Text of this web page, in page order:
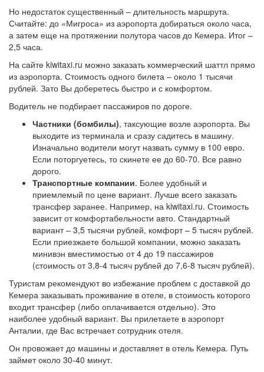
Но недостаток существенный – длительность маршрута.
Считайте: до «Мигроса» из аэропорта добираться около часа,
а затем еще на протяжении полутора часов до Кемера. Итог –
2,5 часа.
На сайте kiwitaxi.ru можно заказать коммерческий шаттл прямо
из аэропорта. Стоимость одного билета – около 1 тысячи
рублей. Зато Вы доберетесь быстро и с комфортом.
Водитель не подбирает пассажиров по дороге.
Частники (бомбилы), таксующие возле аэропорта. Вы
выходите из терминала и сразу садитесь в машину.
Изначально водители могут назвать сумму в 100 евро.
Если поторгуетесь, то скинете ее до 60-70. Все равно
дорого.
Транспортные компании. Более удобный и
приемлемый по цене вариант. Лучше всего заказать
трансфер заранее. Например, на kiwitaxi.ru. Стоимость
зависит от комфортабельности авто. Стандартный
вариант – 3,5 тысячи рублей, комфорт – 5 тысяч рублей.
Если приезжаете большой компании, можно заказать
минивэн вместимостью от 4 до 19 пассажиров
(стоимость от 3,8-4 тысяч рублей до 7,6-8 тысяч рублей).
Туристам рекомендуют во избежание проблем с доставкой до
Кемера заказывать проживание в отеле, в стоимость которого
входит трансфер (либо оплачивается отдельно). Это
наиболее удобный вариант. Вы прилетаете в аэропорт
Анталии, где Вас встречает сотрудник отеля.
Он провожает до машины и доставляет в отель Кемера. Путь
займет около 30-40 минут.